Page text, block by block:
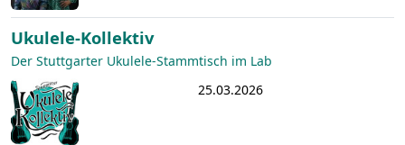
Ukulele-Kollektiv
Der Stuttgarter Ukulele-Stammtisch im Lab
25.03.2026